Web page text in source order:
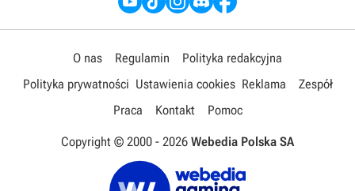
O nas Regulamin
Polityka redakcyjna
Polityka prywatności Ustawienia cookies Reklama
Zespół
Praca
Kontakt Pomoc
Copyright © 2000 - 2026 Webedia Polska SA